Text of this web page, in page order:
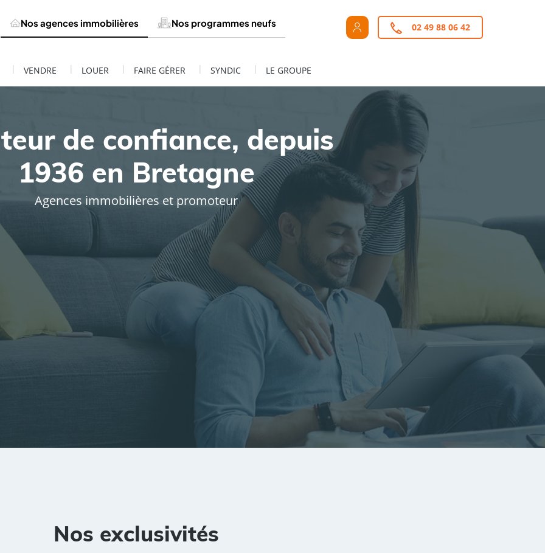
Nos agences immobilières Nos programmes neufs 02 49 88 06 42
| VENDRE | LOUER | FAIRE GÉRER | SYNDIC | LE GROUPE
de confiance, depuis
1936 en Bretagne
Agences immobilières et promoteur
ESTIMATION DE MON BIEN
Rayon Budget
Nos exclusivités